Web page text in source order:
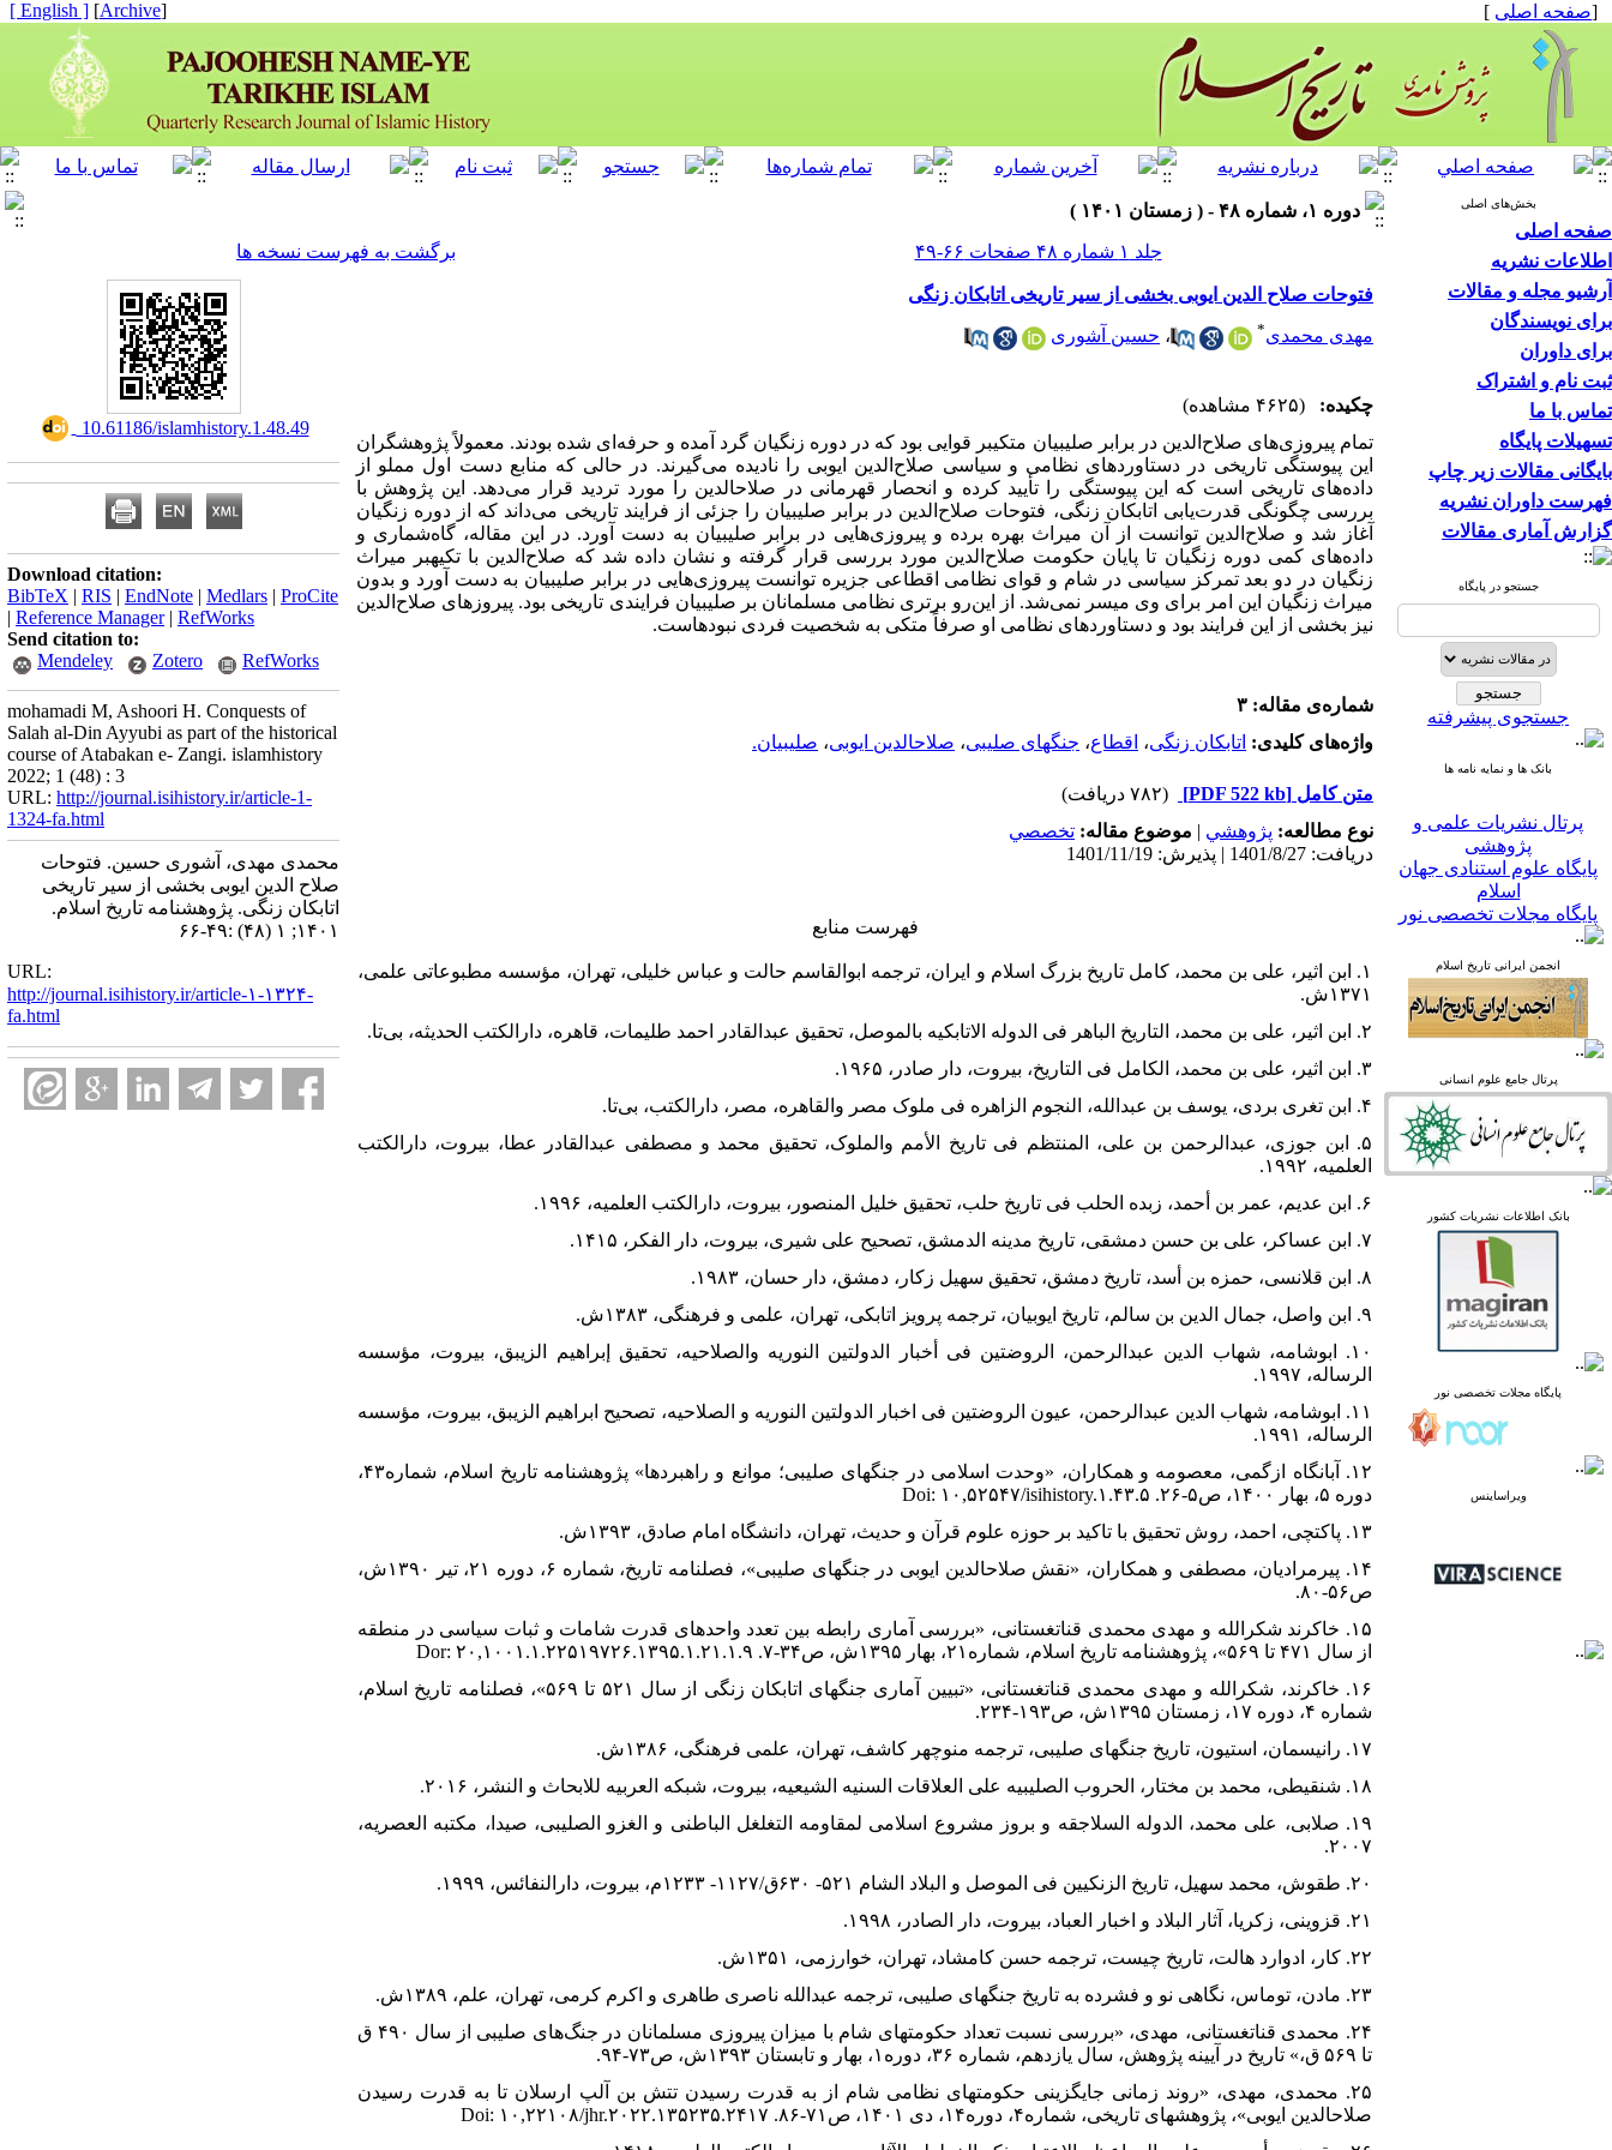
[صفحه اصلی ]
[
Archive
]
[ English ]
بخش‌های اصلی
صفحه اصلی
اطلاعات نشریه
آرشیو مجله و مقالات
برای نویسندگان
برای داوران
ثبت نام و اشتراک
تماس با ما
تسهیلات پایگاه
بایگانی مقالات زیر چاپ
فهرست داوران نشریه
گزارش آماری مقالات
جستجو در پایگاه
جستجوی پیشرفته
بانک ها و نمایه نامه ها
پرتال نشریات علمی و
پژوهشی
پایگاه علوم استنادی جهان
اسلام
پایگاه مجلات تخصصی نور
پایگاه مرکز اطلاعات جهاد
پرتال جامع علوم انسانی
بانک اطلاعات نشریات
کشور
google scholar
linked in
Academia
پرتال نشریات علمی و
پژوهشی
پایگاه علوم استنادی جهان
اسلام
پایگاه مجلات تخصصی نور
پایگاه مرکز اطلاعات جهاد
دانشگاهی
پرتال جامع علوم انسانی
بانک اطلاعات نشریات
google scholar
Academia
انجمن ایرانی تاریخ اسلام
پرتال جامع علوم انسانی
بانک اطلاعات نشریات کشور
پایگاه مجلات تخصصی نور
ویراساینس
دوره ۱، شماره ۴۸ - ( زمستان ۱۴۰۱ )
جلد ۱ شماره ۴۸ صفحات ۶۶-۴۹
برگشت به فهرست نسخه ها
فتوحات صلاح الدین ایوبی بخشی از سیر تاریخی اتابکان زنگی
مهدی محمدی* ، حسین آشوری
چکیده:
(۴۶۲۵ مشاهده)
تمام پیروزیهای صلاح الدین در برابر صلیبیان متکی­بر قوایی بود که در دوره زنگیان گرد آمده و حرفه ای شده بودند. معمولاً پژوهشگران
این پیوستگی تاریخی در دستاوردهای نظامی و سیاسی صلاح الدین ایوبی را نادیده می‌گیرند. در حالی که منابع دست اول مملو از
دادههای تاریخی است که این پیوستگی را تأیید کرده و انحصار قهرمانی در صلاح­الدین را مورد تردید قرار می‌دهد. این پژوهش با
بررسی چگونگی قدرت‌یابی اتابکان زنگی، فتوحات صلاح الدین در برابر صلیبیان را جزئی از فرایند تاریخی میداند که از دوره زنگیان
آغاز شد و صلاح الدین توانست از آن میراث بهره برده و پیروزیهایی در برابر صلیبیان به دست آورد. در این مقاله، گاهشماری و
دادههای کمی دوره زنگیان تا پایان حکومت صلاح الدین مورد بررسی قرار گرفته و نشان داده شد که صلاح الدین با تکیه­بر میراث
زنگیان در دو بعد تمرکز سیاسی در شام و قوای نظامی اقطاعی جزیره توانست پیروزیهایی در برابر صلیبیان به دست آورد و بدون
میراث زنگیان این امر برای وی میسر نمی‌شد. از اینرو برتری نظامی مسلمانان بر صلیبیان فرایندی تاریخی بود. پیروزهای صلاح الدین
نیز بخشی از این فرایند بود و دستاوردهای نظامی او صرفاً متکی به شخصیت فردی نبوده­است.
شماره‌ی مقاله: ۳
واژه‌های کلیدی: اتابکان زنگی، اقطاع، جنگهای صلیبی، صلاحالدین ایوبی، صلیبیان.
متن کامل [PDF 522 kb]
(۷۸۲ دریافت)
نوع مطالعه: پژوهشي | موضوع مقاله: تخصصي
دریافت: 1401/8/27 | پذیرش: 1401/11/19
فهرست منابع
۱. ابن اثیر، علی بن محمد، کامل تاریخ بزرگ اسلام و ایران، ترجمه ابوالقاسم حالت و عباس خلیلی، تهران، مؤسسه مطبوعاتی علمی،
۱۳۷۱ش.
۲. ابن اثیر، علی بن محمد، التاریخ الباهر فی الدوله الاتابکیه بالموصل، تحقیق عبدالقادر احمد طلیمات، قاهره، دارالکتب الحدیثه، بی‌تا.
۳. ابن اثیر، علی بن محمد، الکامل فی التاریخ، بیروت، دار صادر، ۱۹۶۵.
۴. ابن تغری بردی، یوسف بن عبدالله، النجوم الزاهره فی ملوک مصر والقاهره، مصر، دارالکتب، بی‌تا.
۵. ابن جوزی، عبدالرحمن بن علی، المنتظم فی تاریخ الأمم والملوک، تحقیق محمد و مصطفی عبدالقادر عطا، بیروت، دارالکتب
العلمیه، ۱۹۹۲.
۶. ابن عدیم، عمر بن أحمد، زبده الحلب فی تاریخ حلب، تحقیق خلیل المنصور، بیروت، دارالکتب العلمیه، ۱۹۹۶.
۷. ابن عساکر، علی بن حسن دمشقی‌، تاریخ مدینه الدمشق، تصحیح علی شیری، بیروت، دار الفکر، ۱۴۱۵.
۸. ابن قلانسی، حمزه بن أسد، تاریخ دمشق، تحقیق سهیل زکار، دمشق، دار حسان، ۱۹۸۳.
۹. ابن واصل، جمال الدین بن سالم، تاریخ ایوبیان، ترجمه پرویز اتابکی، تهران، علمی و فرهنگی، ۱۳۸۳ش.
۱۰. ابوشامه، شهاب الدین عبدالرحمن، الروضتین فی أخبار الدولتین النوریه والصلاحیه، تحقیق إبراهیم الزیبق، بیروت، مؤسسه
الرساله، ۱۹۹۷.
۱۱. ابوشامه، شهاب الدین عبدالرحمن، عیون الروضتین فی اخبار الدولتین النوریه و الصلاحیه، تصحیح ابراهیم الزیبق، بیروت، مؤسسه
الرساله، ۱۹۹۱.
۱۲. آبانگاه ازگمی، معصومه و همکاران، «وحدت اسلامی در جنگهای صلیبی؛ موانع و راهبردها» پژوهشنامه تاریخ اسلام، شماره۴۳،
دوره ۵، بهار ۱۴۰۰، ص۵-۲۶. Doi: ۱۰,۵۲۵۴۷/isihistory.۱.۴۳.۵
۱۳. پاکتچی، احمد، روش تحقیق با تاکید بر حوزه علوم قرآن و حدیث، تهران، دانشگاه امام صادق، ۱۳۹۳ش.
۱۴. پیرمرادیان، مصطفی و همکاران، «نقش صلاحالدین ایوبی در جنگهای صلیبی»، فصلنامه تاریخ، شماره ۶، دوره ۲۱، تیر ۱۳۹۰ش،
ص۵۶-۸۰.
۱۵. خاکرند شکرالله و مهدی محمدی قناتغستانی، «بررسی آماری رابطه بین تعدد واحدهای قدرت شامات و ثبات سیاسی در منطقه
از سال ۴۷۱ تا ۵۶۹»، پژوهشنامه تاریخ اسلام، شماره۲۱، بهار ۱۳۹۵ش، ص۳۴-۷. Dor: ۲۰,۱۰۰۱.۱.۲۲۵۱۹۷۲۶.۱۳۹۵.۱.۲۱.۱.۹
۱۶. خاکرند، شکرالله و مهدی محمدی قناتغستانی، «تبیین آماری جنگهای اتابکان زنگی از سال ۵۲۱ تا ۵۶۹»، فصلنامه تاریخ اسلام،
شماره ۴، دوره ۱۷، زمستان ۱۳۹۵ش، ص۱۹۳-۲۳۴.
۱۷. رانیسمان، استیون، تاریخ جنگهای صلیبی، ترجمه منوچهر کاشف، تهران، علمی فرهنگی، ۱۳۸۶ش.
۱۸. شنقیطی، محمد بن مختار، الحروب الصلیبیه علی العلاقات السنیه الشیعیه، بیروت، شبکه العربیه للابحاث و النشر، ۲۰۱۶.
۱۹. صلابی، علی محمد، الدوله السلاجقه و بروز مشروع اسلامی لمقاومه التغلغل الباطنی و الغزو الصلیبی، صیدا، مکتبه العصریه،
۲۰۰۷.
۲۰. طقوش، محمد سهیل، تاریخ الزنکیین فی الموصل و البلاد الشام ۵۲۱- ۶۳۰ق/۱۱۲۷- ۱۲۳۳م، بیروت، دارالنفائس، ۱۹۹۹.
۲۱. قزوینی، زکریا، آثار البلاد و اخبار العباد، بیروت، دار الصادر، ۱۹۹۸.
۲۲. کار، ادوارد هالت، تاریخ چیست، ترجمه حسن کامشاد، تهران، خوارزمی، ۱۳۵۱ش.
۲۳. مادن، توماس، نگاهی نو و فشرده به تاریخ جنگهای صلیبی، ترجمه عبدالله ناصری طاهری و اکرم کرمی، تهران، علم، ۱۳۸۹ش.
۲۴. محمدی قناتغستانی، مهدی، «بررسی نسبت تعداد حکومتهای شام با میزان پیروزی مسلمانان در جنگ‌های صلیبی از سال ۴۹۰ ق
تا ۵۶۹ ق،» تاریخ در آیینه پژوهش، سال یازدهم، شماره ۳۶، دوره۱، بهار و تابستان ۱۳۹۳ش، ص۷۳-۹۴.
۲۵. محمدی، مهدی، «روند زمانی جایگزینی حکومتهای نظامی شام از به قدرت رسیدن تتش بن آلپ ارسلان تا به قدرت رسیدن
صلاحالدین ایوبی»، پژوهشهای تاریخی، شماره۴، دوره۱۴، دی ۱۴۰۱، ص۷۱-۸۶. Doi: ۱۰,۲۲۱۰۸/jhr.۲۰۲۲.۱۳۵۲۳۵.۲۴۱۷
‎ 10.61186/islamhistory.1.48.49
Download citation:
BibTeX | RIS | EndNote | Medlars | ProCite
| Reference Manager| RefWorks
Send citation to:
Mendeley
Zotero RefWorks
mohamadi M, Ashoori H. Conquests of
Salah al-Din Ayyubi as part of the historical
course of Atabakan e- Zangi. islamhistory
2022; 1 (48) : 3
URL: http://journal.isihistory.ir/article-1-
1324-fa.html
محمدی مهدی، آشوری حسین. فتوحات
صلاح الدین ایوبی بخشی از سیر تاریخی
اتابکان زنگی. پژوهشنامه تاریخ اسلام.
۱۴۰۱; ۱ (۴۸) :۴۹-۶۶
URL:
http://journal.isihistory.ir/article-۱-۱۳۲۴-
fa.html